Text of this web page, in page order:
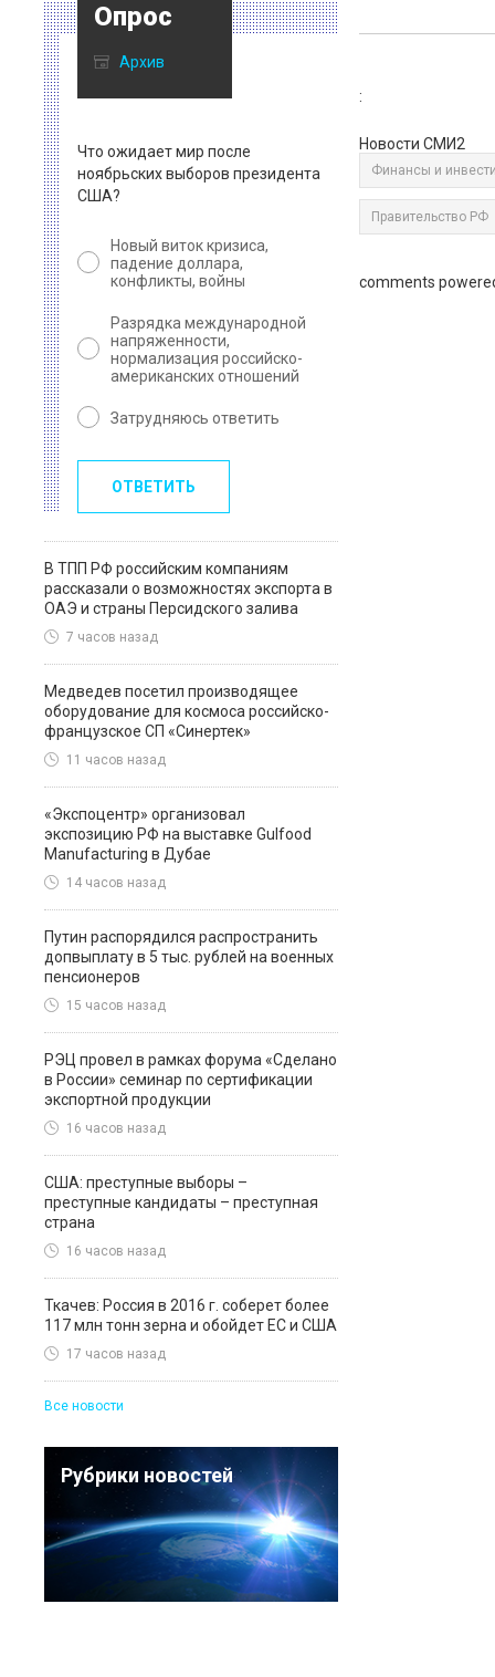
Опрос
Архив
Что ожидает мир после
ноябрьских выборов президента
США?
Новый виток кризиса,
падение доллара,
конфликты, войны
Разрядка международной
напряженности,
нормализация российско-
американских отношений
Затрудняюсь ответить
ОТВЕТИТЬ
В ТПП РФ российским компаниям
рассказали о возможностях экспорта в
ОАЭ и страны Персидского залива
7 часов назад
Медведев посетил производящее
оборудование для космоса российско-
французское СП «Синертек»
11 часов назад
«Экспоцентр» организовал
экспозицию РФ на выставке Gulfood
Manufacturing в Дубае
14 часов назад
Путин распорядился распространить
допвыплату в 5 тыс. рублей на военных
пенсионеров
15 часов назад
РЭЦ провел в рамках форума «Сделано
в России» семинар по сертификации
экспортной продукции
16 часов назад
США: преступные выборы –
преступные кандидаты – преступная
страна
16 часов назад
Ткачев: Россия в 2016 г. соберет более
117 млн тонн зерна и обойдет ЕС и США
17 часов назад
Все новости
Рубрики новостей
:
Новости СМИ2
Финансы и
Правительство РФ
comments